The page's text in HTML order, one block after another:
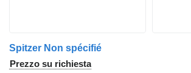
Spitzer Non spécifié
Prezzo su richiesta